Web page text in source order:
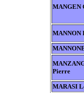
MANGEN
MANNON
Pierre
MARASI